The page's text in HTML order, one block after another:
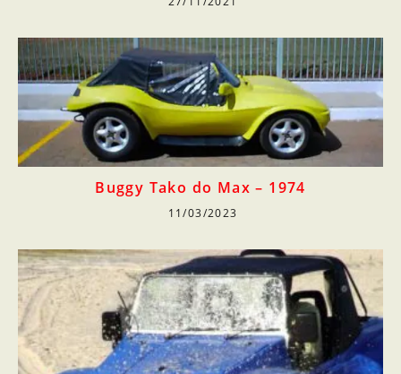
Buggy Tako do Max – 1974
11/03/2023